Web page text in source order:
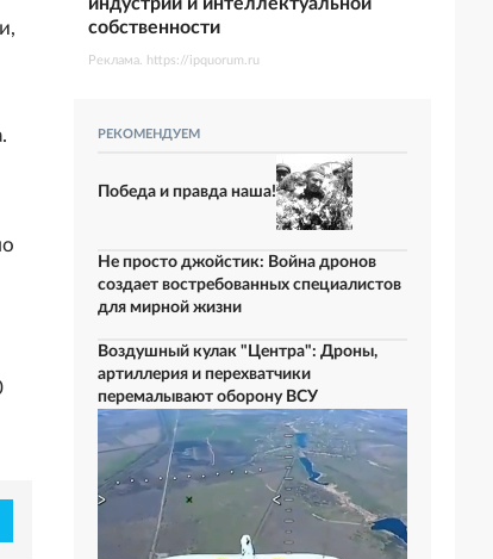
собственности
Реклама. https://ipquorum.ru
РЕКОМЕНДУЕМ
Победа и правда наша!
Не просто джойстик: Война дронов
создает востребованных специалистов
для мирной жизни
Воздушный кулак "Центра": Дроны,
артиллерия и перехватчики
перемалывают оборону ВСУ